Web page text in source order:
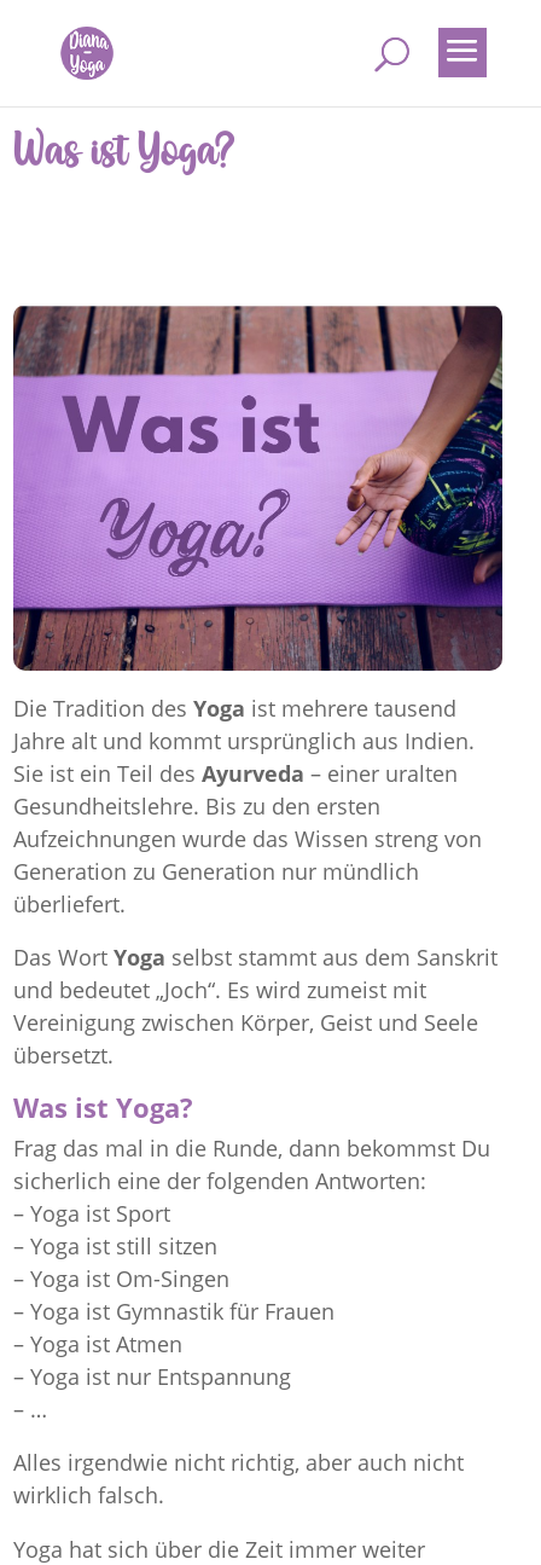
Was ist Yoga?
Die Tradition desYoga ist mehrere tausend
Jahre alt und kommt ursprünglich aus Indien.
Sie ist ein Teil desAyurveda – einer uralten
Gesundheitslehre. Bis zu den ersten
Aufzeichnungen wurde das Wissen streng von
Generation zu Generation nur mündlich
überliefert.
Das WortYoga selbst stammt aus dem Sanskrit
und bedeutet „Joch“. Es wird zumeist mit
Vereinigung zwischen Körper, Geist und Seele
übersetzt.
Was ist Yoga?
Frag das mal in die Runde, dann bekommst Du
sicherlich eine der folgenden Antworten:
– Yoga ist Sport
– Yoga ist still sitzen
– Yoga ist Om-Singen
– Yoga ist Gymnastik für Frauen
– Yoga ist Atmen
– Yoga ist nur Entspannung
– …
Alles irgendwie nicht richtig, aber auch nicht
wirklich falsch.
Yoga hat sich über die Zeit immer weiter